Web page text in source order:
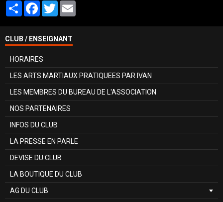
PartagerFacebook
Twitter
CLUB / ENSEIGNANT
HORAIRES
LES ARTS MARTIAUX PRATIQUEES PAR IVAN
LES MEMBRES DU BUREAU DE L'ASSOCIATION
NOS PARTENAIRES
INFOS DU CLUB
LA PRESSE EN PARLE
DEVISE DU CLUB
LA BOUTIQUE DU CLUB
AG DU CLUB